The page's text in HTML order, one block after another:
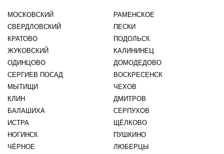
МОСКОВСКИЙ
РАМЕНСКОЕ
СВЕРДЛОВСКИЙ
ПЕСКИ
КРАТОВО
ПОДОЛЬСК
ЖУКОВСКИЙ
КАЛИНИНЕЦ
ОДИНЦОВО
ДОМОДЕДОВО
СЕРГИЕВ ПОСАД
ВОСКРЕСЕНСК
МЫТИЩИ
ЧЕХОВ
КЛИН
ДМИТРОВ
БАЛАШИХА
СЕРПУХОВ
ИСТРА
ЩЁЛКОВО
НОГИНСК
ПУШКИНО
ЧЁРНОЕ
ЛЮБЕРЦЫ